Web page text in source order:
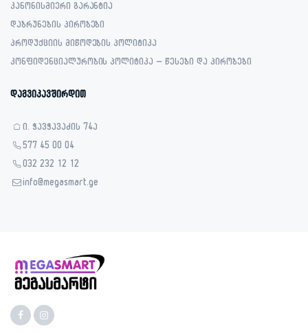
კანონისმიერი გარანტია
დაბრუნების პირობები
პროდუქციის მიწოდების პოლიტიკა
კონფიდენციალურობის პოლიტიკა – წესები და პირობები
დაგვიკავშირდით
ი. ჭავჭავაძის 74ა
577 45 00 04
032 232 12 12
info@megasmart.ge